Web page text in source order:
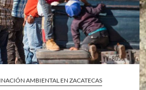
AMBIENTAL EN ZACATECAS